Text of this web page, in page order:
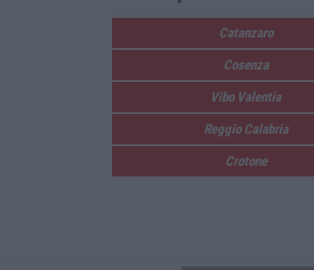
Catanzaro
Cosenza
Vibo Valentia
Reggio Calabria
Crotone